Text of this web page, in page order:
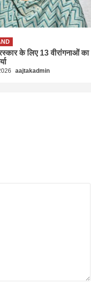
के लिए 13 वीरांगनाओं का
aajtakadmin